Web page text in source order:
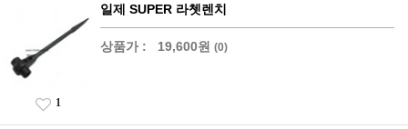
일제 SUPER 라쳇렌치
상품가 : 19,600원 (0)
1